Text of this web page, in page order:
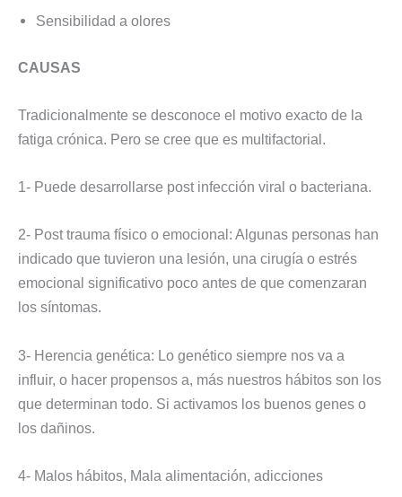
Sensibilidad a olores
CAUSAS
Tradicionalmente se desconoce el motivo exacto de la
fatiga crónica. Pero se cree que es multifactorial.
1- Puede desarrollarse post infección viral o bacteriana.
2- Post trauma físico o emocional: Algunas personas han
indicado que tuvieron una lesión, una cirugía o estrés
emocional significativo poco antes de que comenzaran
los síntomas.
3- Herencia genética: Lo genético siempre nos va a
influir, o hacer propensos a, más nuestros hábitos son los
que determinan todo. Si activamos los buenos genes o
los dañinos.
4- Malos hábitos, Mala alimentación, adicciones